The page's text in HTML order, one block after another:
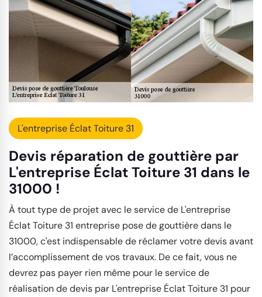
L'entreprise Éclat Toiture 31
Devis réparation de gouttière par
L'entreprise Éclat Toiture 31 dans le
31000 !
À tout type de projet avec le service de L'entreprise
Éclat Toiture 31 entreprise pose de gouttière dans le
31000, c'est indispensable de réclamer votre devis avant
l’accomplissement de vos travaux. De ce fait, vous ne
devrez pas payer rien même pour le service de
réalisation de devis par L'entreprise Éclat Toiture 31 pour